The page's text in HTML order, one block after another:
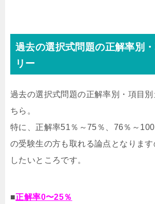
過去の選択式問題の正解率別
リー
過去の選択式問題の正解率別・項目別
ちら。
特に、正解率51％～75％、76％～
の受験生の方も取れる論点となりま
したいところです。
■正解率0〜25％